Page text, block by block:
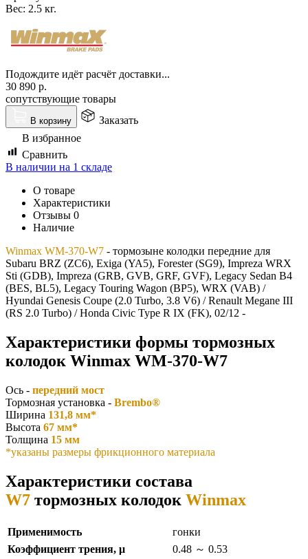
Вес: 2.5 кг.
Подождите идёт расчёт доставки...
30 890 р.
сопутствующие товары
В корзину
Заказать
В избранное
Сравнить
В наличии на 1 складе
О товаре
Характеристики
Отзывы 0
Наличие
Winmax WM-370-W7 - тормозыне колодки передние для
Subaru BRZ (ZC6), Exiga (YA5), Forester (SG9), Impreza WRX
Sti (GDB), Impreza (GRB, GVB, GRF, GVF), Legacy Sedan B4
(BES, BL5), Legacy Touring Wagon (BP5), WRX (VAB) /
Hyundai Genesis Coupe (2.0 Turbo, 3.8 V6) / Renault Megane III
(RS 2.0 Turbo) / Honda Civic Type R IX (FK), 02/12 -
Характеристики формы тормозных
колодок Winmax WM-370-W7
Ось - передний мост
Тормозная установка - Brembo®
Ширина 131,8 мм*
Высота 67 мм*
Толщина 15 мм
*указаны размеры фрикционного материала
Характеристики состава
W7 тормозных колодок Winmax
Применимость
гонки
Коэффициент трения, μ
0.48 ～ 0.53